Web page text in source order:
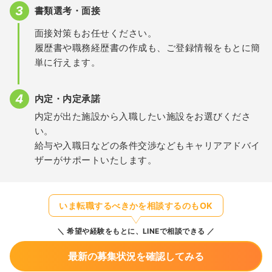
書類選考・面接
面接対策もお任せください。
履歴書や職務経歴書の作成も、ご登録情報をもとに簡
単に行えます。
内定・内定承諾
内定が出た施設から入職したい施設をお選びくださ
い。
給与や入職日などの条件交渉などもキャリアアドバイ
ザーがサポートいたします。
いま転職するべきかを相談するのもOK
希望や経験をもとに、LINEで相談できる
最新の募集状況を確認してみる